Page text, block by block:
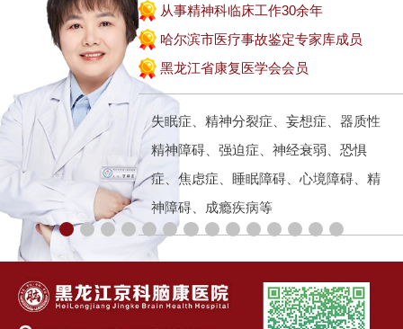
从事精神科临床工作30余年
哈尔滨市医疗事故鉴定专家库成员
黑龙江省康复医学会会员
失眠症、精神分裂症、妄想症、器质性
精神障碍、强迫症、神经衰弱、恐惧
症、焦虑症、睡眠障碍、心境障碍、精
神障碍、成瘾疾病等